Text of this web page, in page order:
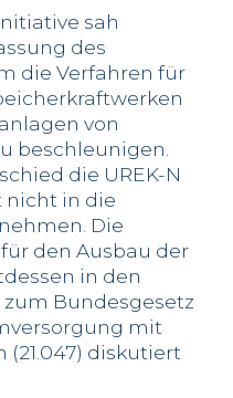
sah
des
die Verfahren für
von
beschleunigen.
die UREK-N
nicht in die
Die
den Ausbau der
in den
Bundesgesetz
mit
diskutiert